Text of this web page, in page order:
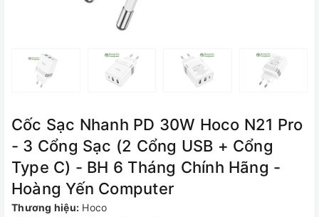
Cốc Sạc Nhanh PD 30W Hoco N21 Pro
- 3 Cổng Sạc (2 Cổng USB + Cổng
Type C) - BH 6 Tháng Chính Hãng -
Hoàng Yến Computer
Thương hiệu: Hoco